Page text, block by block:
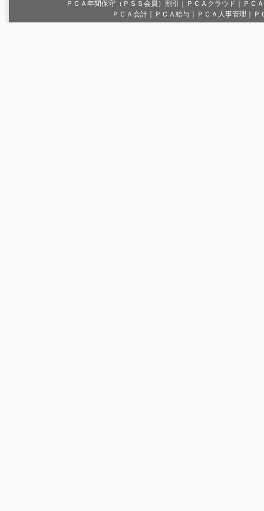
ＰＣＡ年間保守（ＰＳＳ会員）割引 ＰＣＡクラウド
ＰＣ
ＰＣＡ会計｜ＰＣＡ給与｜ＰＣＡ人事管理｜